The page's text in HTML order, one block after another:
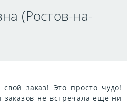
(Ростов-на-
заказ! Это просто чудо!
заказов не встречала ещё ни